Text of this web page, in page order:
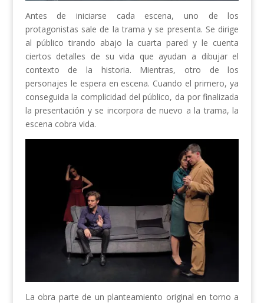
Antes de iniciarse cada escena, uno de los
protagonistas sale de la trama y se presenta. Se dirige
al público tirando abajo la cuarta pared y le cuenta
ciertos detalles de su vida que ayudan a dibujar el
contexto de la historia. Mientras, otro de los
personajes le espera en escena. Cuando el primero, ya
conseguida la complicidad del público, da por finalizada
la presentación y se incorpora de nuevo a la trama, la
escena cobra vida.
La obra parte de un planteamiento original en torno a